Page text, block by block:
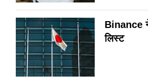
Binance
लिस्ट